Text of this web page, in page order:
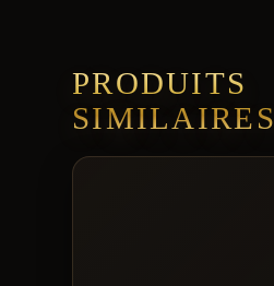
PRODUITS
SIMILAIRES